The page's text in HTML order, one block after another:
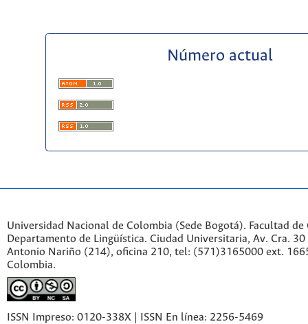
Número actual
Universidad Nacional de Colombia (Sede Bogotá). Facultad de
Departamento de Lingüística. Ciudad Universitaria, Av. Cra.
Antonio Nariño (214), oficina 210, tel: (571)3165000 ext.
Colombia.
ISSN Impreso: 0120-338X | ISSN En línea: 2256-5469